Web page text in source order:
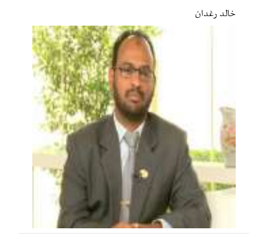
خالد رغدان